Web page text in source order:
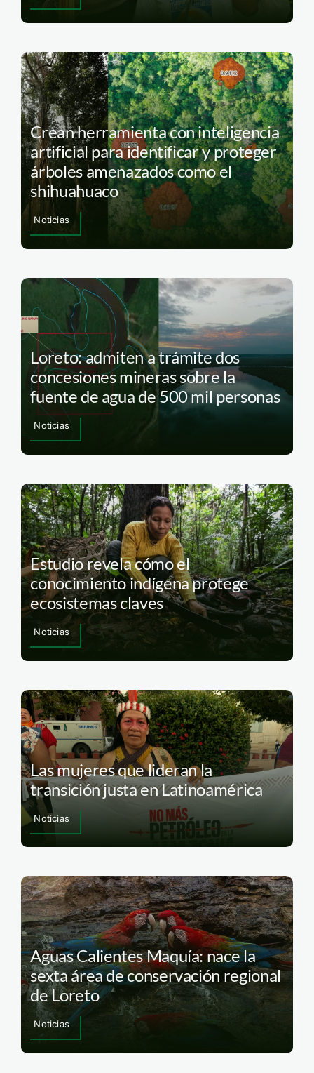
Crean herramienta con inteligencia
artificial para identificar y proteger
árboles amenazados como el
shihuahuaco
Noticias
Loreto: admiten a trámite dos
concesiones mineras sobre la
fuente de agua de 500 mil personas
Noticias
Estudio revela cómo el
conocimiento indígena protege
ecosistemas claves
Noticias
Las mujeres que lideran la
transición justa en Latinoamérica
Noticias
Aguas Calientes Maquía: nace la
sexta área de conservación regional
de Loreto
Noticias